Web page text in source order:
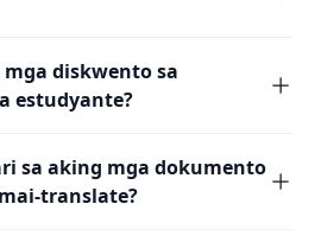
diskwento sa
estudyante?
sa aking mga dokumento
translate?